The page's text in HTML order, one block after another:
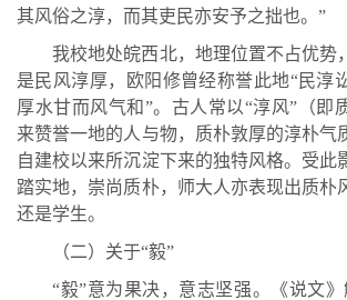
其风俗之淳，而其吏民亦安予之拙也。”
我校地处皖西北，地理位置不占优势
是民风淳厚，欧阳修曾经称誉此地“民淳
厚水甘而风气和”。古人常以“淳风”（即
来赞誉一地的人与物，质朴敦厚的淳朴气
自建校以来所沉淀下来的独特风格。受此
踏实地，崇尚质朴，师大人亦表现出质朴
还是学生。
（二）关于“毅”
“毅”意为果决，意志坚强。《说文